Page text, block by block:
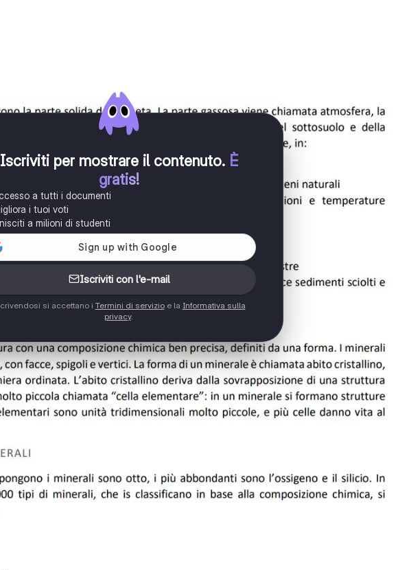
Iscriviti per mostrare il contenuto. È
gratis!
a tutti i documenti
i tuoi voti
a milioni di studenti
Iscriviti con l'e-mail
si accettano i Termini di servizioe la Informativa sulla
privacy.